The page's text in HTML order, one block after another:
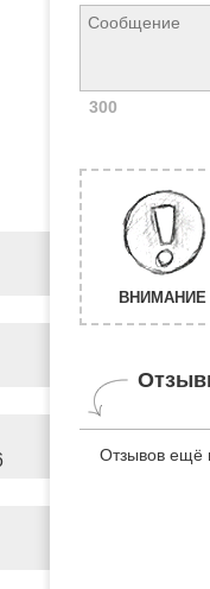
300
ВНИМАНИЕ
Отзывов ещё